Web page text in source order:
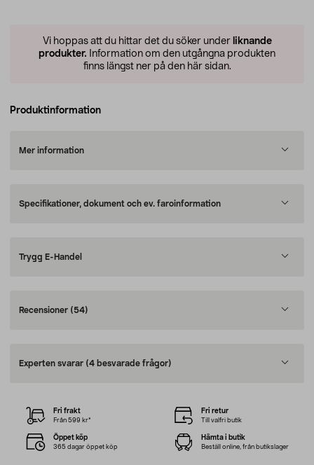
Vi hoppas att du hittar det du söker under liknande
produkter. Information om den utgångna produkten
finns längst ner på den här sidan.
Produktinformation
Mer information
Specifikationer, dokument och ev. faroinformation
Trygg E-Handel
Recensioner (54)
Experten svarar (4 besvarade frågor)
Fri frakt
Från 599 kr*
Fri retur
Till valfri butik
Öppet köp
365 dagar öppet köp
Hämta i butik
Beställ online, från butikslager